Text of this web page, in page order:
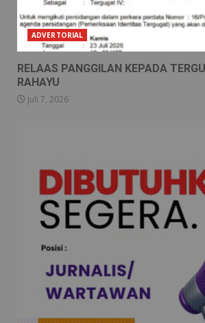
ADVERTORIAL
RELAAS PANGGILAN KEPADA
RAHAYU
Juli 7, 2026